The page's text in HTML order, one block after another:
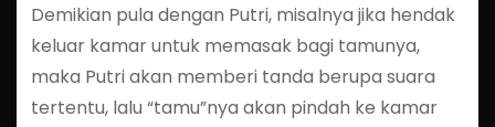
Demikian pula dengan Putri, misalnya jika hendak
keluar kamar untuk memasak bagi tamunya,
maka Putri akan memberi tanda berupa suara
tertentu, lalu “tamu”nya akan pindah ke kamar